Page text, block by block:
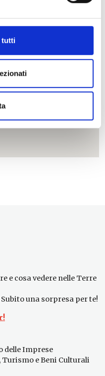
tutti
e cosa vedere nelle Terre
una sorpresa per te!
delle Imprese
e Beni Culturali